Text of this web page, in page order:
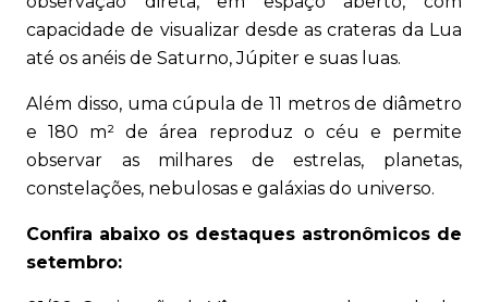
capacidade de visualizar desde as crateras da Lua
até os anéis de Saturno, Júpiter e suas luas.
Além disso, uma cúpula de 11 metros de diâmetro
e 180 m² de área reproduz o céu e permite
observar as milhares de estrelas, planetas,
constelações, nebulosas e galáxias do universo.
Confira abaixo os destaques astronômicos de
setembro: